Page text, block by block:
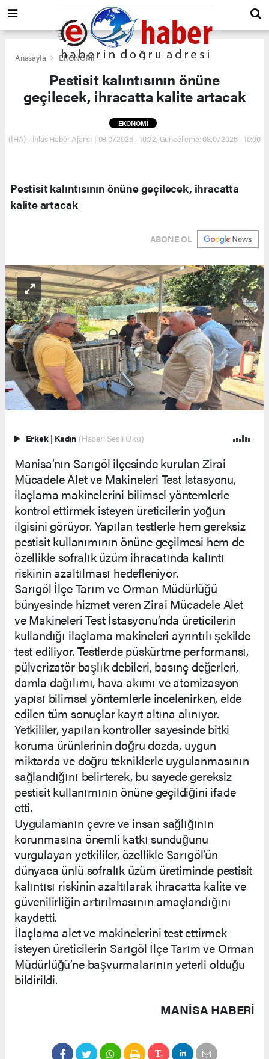
Anasayfa EKONOMİ
Pestisit kalıntısının önüne
geçilecek, ihracatta kalite artacak
EKONOMİ
(İHA) - İhlas Haber Ajansı | 08.07.2026 - 10:32, Güncelleme: 08.07.2026 - 10:00
Pestisit kalıntısının önüne geçilecek, ihracatta
kalite artacak
ABONE OL
Erkek | Kadın (Haberi Sesli Oku)
Manisa’nın Sarıgöl ilçesinde kurulan Zirai
Mücadele Alet ve Makineleri Test İstasyonu,
ilaçlama makinelerini bilimsel yöntemlerle
kontrol ettirmek isteyen üreticilerin yoğun
ilgisini görüyor. Yapılan testlerle hem gereksiz
pestisit kullanımının önüne geçilmesi hem de
özellikle sofralık üzüm ihracatında kalıntı
riskinin azaltılması hedefleniyor.
Sarıgöl İlçe Tarım ve Orman Müdürlüğü
bünyesinde hizmet veren Zirai Mücadele Alet
ve Makineleri Test İstasyonu’nda üreticilerin
kullandığı ilaçlama makineleri ayrıntılı şekilde
test ediliyor. Testlerde püskürtme performansı,
pülverizatör başlık debileri, basınç değerleri,
damla dağılımı, hava akımı ve atomizasyon
yapısı bilimsel yöntemlerle incelenirken, elde
edilen tüm sonuçlar kayıt altına alınıyor.
Yetkililer, yapılan kontroller sayesinde bitki
koruma ürünlerinin doğru dozda, uygun
miktarda ve doğru tekniklerle uygulanmasının
sağlandığını belirterek, bu sayede gereksiz
pestisit kullanımının önüne geçildiğini ifade
etti.
Uygulamanın çevre ve insan sağlığının
korunmasına önemli katkı sunduğunu
vurgulayan yetkililer, özellikle Sarıgöl’ün
dünyaca ünlü sofralık üzüm üretiminde pestisit
kalıntısı riskinin azaltılarak ihracatta kalite ve
güvenilirliğin artırılmasının amaçlandığını
kaydetti.
İlaçlama alet ve makinelerini test ettirmek
isteyen üreticilerin Sarıgöl İlçe Tarım ve Orman
Müdürlüğü’ne başvurmalarının yeterli olduğu
bildirildi.
MANISA HABERİ